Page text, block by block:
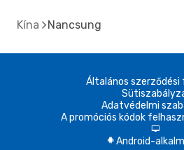
Kína Nancsung
Általános
Adatvédelmi
A promóciós kódok
d
A Android-